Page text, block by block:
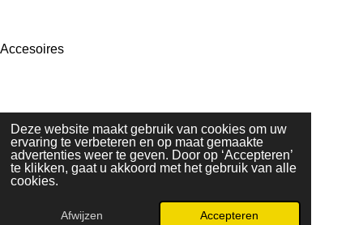
Deze website maakt gebruik van cookies om uw
ervaring te verbeteren en op maat gemaakte
advertenties weer te geven. Door op ‘Accepteren’
te klikken, gaat u akkoord met het gebruik van alle
cookies.
Afwijzen Accepteren
Accesoires
Merchandise
h
© 2020 - 2026 Aqua-Planet